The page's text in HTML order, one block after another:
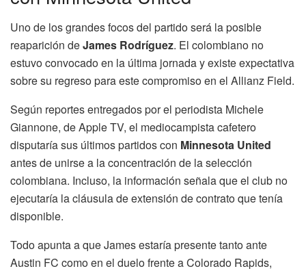
Uno de los grandes focos del partido será la posible
reaparición deJames Rodríguez. El colombiano no
estuvo convocado en la última jornada y existe expectativa
sobre su regreso para este compromiso en el Allianz Field.
Según reportes entregados por el periodista Michele
Giannone, de Apple TV, el mediocampista cafetero
disputaría sus últimos partidos con Minnesota United
antes de unirse a la concentración de la selección
colombiana. Incluso, la información señala que el club no
ejecutaría la cláusula de extensión de contrato que tenía
disponible.
Todo apunta a que James estaría presente tanto ante
Austin FC como en el duelo frente a Colorado Rapids,